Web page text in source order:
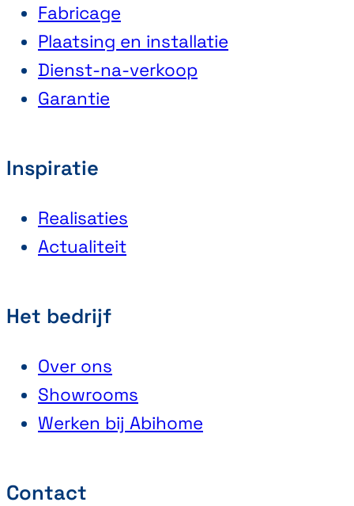
Fabricage
Plaatsing en installatie
Dienst-na-verkoop
Garantie
Inspiratie
Realisaties
Actualiteit
Het bedrijf
Over ons
Showrooms
Werken bij Abihome
Contact